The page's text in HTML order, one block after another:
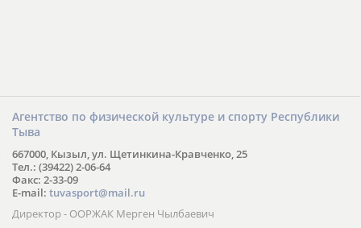
Агентство по физической культуре и спорту Республики
Тыва
667000, Кызыл, ул. Щетинкина-Кравченко, 25
Тел.: (39422) 2-06-64
Факс: 2-33-09
E-mail: tuvasport@mail.ru
Директор - ООРЖАК Мерген Чылбаевич